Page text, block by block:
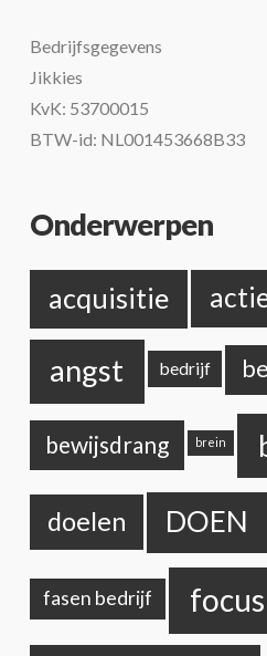
Bedrijfsgegevens
Jikkies
KvK: 53700015
BTW-id: NL001453668B33
Onderwerpen
acquisitie
angst bedrijf
bewijsdrang brein
doelen DOEN
fasen bedrijf focus